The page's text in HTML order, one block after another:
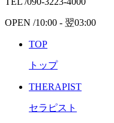
OPEN /10:00 - 翌03:00
TOP
トップ
THERAPIST
セラピスト